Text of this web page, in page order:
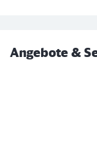
Angebote &